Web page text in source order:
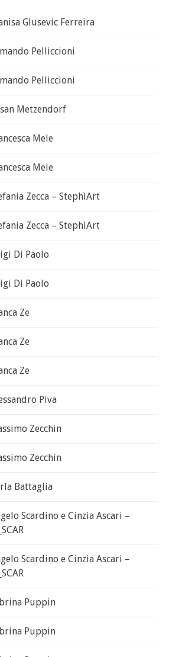
Glusevic Ferreira
Pelliccioni
Pelliccioni
Metzendorf
Mele
Mele
Zecca – StephìArt
Zecca – StephìArt
Di Paolo
Di Paolo
Ze
Ze
Ze
Piva
Zecchin
Zecchin
Battaglia
Scardino e Cinzia Ascari –
Scardino e Cinzia Ascari –
Puppin
Puppin